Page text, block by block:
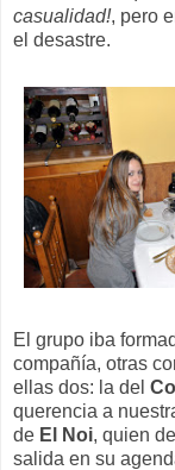
casualidad!, pero
el desastre.
El grupo iba
compañía, otras
ellas dos: la del
querencia a
de El Noi, quien
salida en su